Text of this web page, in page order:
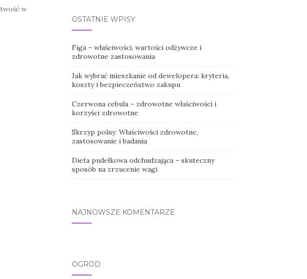
w
OSTATNIE WPISY
Figa – właściwości, wartości odżywcze i
zdrowotne zastosowania
Jak wybrać mieszkanie od dewelopera: kryteria,
koszty i bezpieczeństwo zakupu
Czerwona cebula – zdrowotne właściwości i
korzyści zdrowotne
Skrzyp polny: Właściwości zdrowotne,
zastosowanie i badania
Dieta pudełkowa odchudzająca – skuteczny
sposób na zrzucenie wagi
NAJNOWSZE KOMENTARZE
OGRÓD